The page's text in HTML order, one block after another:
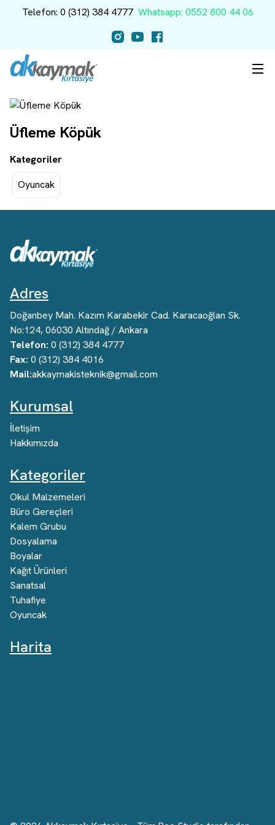
Telefon: 0 (312) 384 4777 Whatsapp: 0552 800 44 06
Üfleme Köpük
Kategoriler
Oyuncak
Adres
Doğanbey Mah. Kazım Karabekir Cad. Karacaoğlan Sk.
No:124, 06030 Altındağ / Ankara
Telefon: 0 (312) 384 4777
Fax: 0 (312) 384 4016
Mail:akkaymakisteknik@gmail.com
Kurumsal
İletişim
Hakkımızda
Kategoriler
Okul Malzemeleri
Büro Gereçleri
Kalem Grubu
Dosyalama
Boyalar
Kağıt Ürünleri
Sanatsal
Tuhafiye
Oyuncak
Harita